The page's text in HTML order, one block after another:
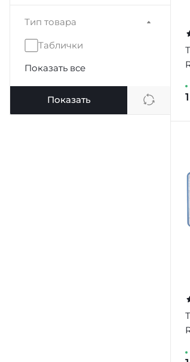
Тип товара
Таблички
Показать все
Показать